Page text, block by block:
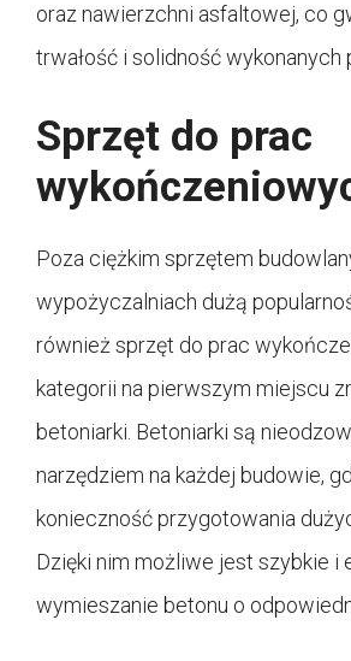
oraz nawierzchni asfaltowej, co
trwałość i solidność wykonanych
Sprzęt do prac
Poza ciężkim sprzętem
wypożyczalniach dużą
również sprzęt do prac
kategorii na pierwszym miejscu
betoniarki. Betoniarki są
narzędziem na każdej budowie,
konieczność przygotowania
Dzięki nim możliwe jest szybkie i
wymieszanie betonu o